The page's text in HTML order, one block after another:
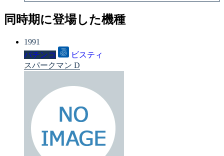
同時期に登場した機種
1991
パチンコ
ビスティ
スパークマン D